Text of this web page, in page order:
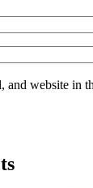
and website in